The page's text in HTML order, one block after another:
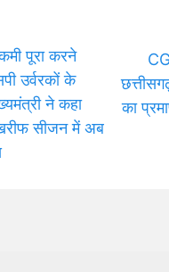
पूरा करने
उर्वरकों के
ने कहा
सीजन में अब
का